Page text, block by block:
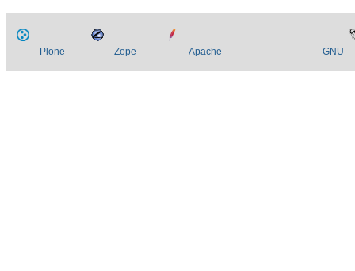
Plone Zope Apache GNU